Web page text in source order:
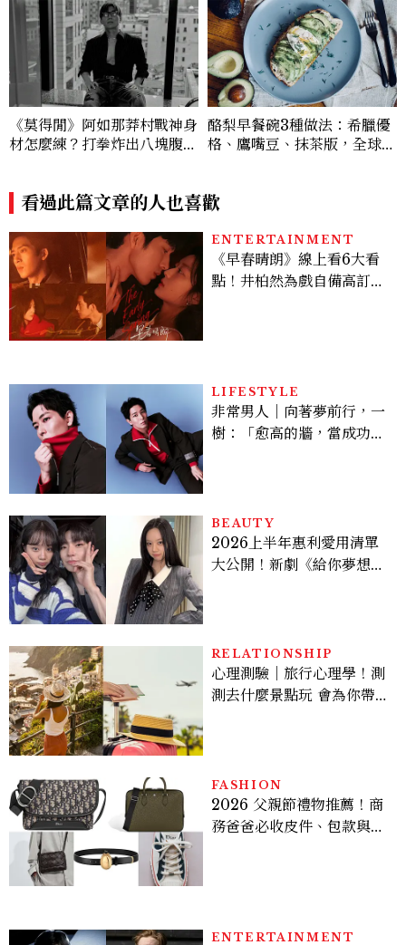
《莫得閒》阿如那莽村戰神身
材怎麼練？打拳炸出八塊腹
酪梨早餐碗3種做法：希臘優
格、鷹嘴豆、抹茶版，全球C
看過此篇文章的人也喜歡
ENTERTAINMENT
《早春晴朗》線上看6大看
點！井柏然為戲自備高訂，
LIFESTYLE
非常男人｜向著夢前行，一
樹：「愈高的牆，當成功爬
BEAUTY
2026上半年惠利愛用清單
大公開！新劇《給你夢想》
RELATIONSHIP
心理測驗｜旅行心理學！測
測去什麼景點玩 會為你帶來
FASHION
2026 父親節禮物推薦！商
務爸爸必收皮件、包款與鞋
ENTERTAINMENT